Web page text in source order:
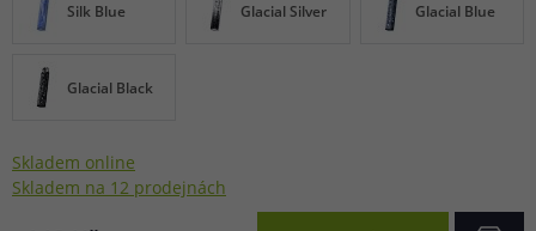
Silk Blue Glacial Silver Glacial Blue
Glacial Black
Skladem online
Skladem na 12 prodejnách